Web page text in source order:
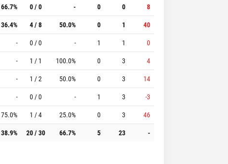
66.7% 0 / 0 - 0 0
8
36.4% 4 / 8 50.0% 0 1
40
- 0 / 0 - 1 1
0
- 1 / 1 100.0% 0 3
4
- 1 / 2 50.0% 0 3
14
- 0 / 0 - 1 3
-3
75.0% 1 / 4 25.0% 0 3
46
38.9% 20 / 30 66.7% 5 23 -